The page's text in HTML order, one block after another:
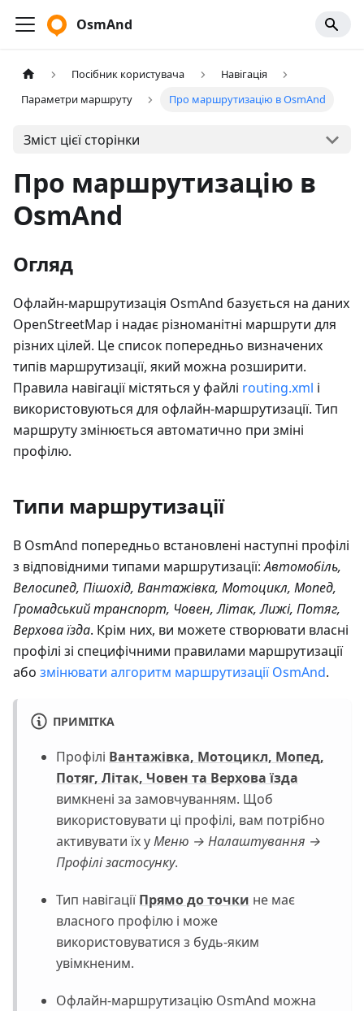
OsmAnd
Посібник користувача
Навігація
Параметри маршруту
Про маршрутизацію в OsmAnd
Зміст цієї сторінки
Про маршрутизацію в
OsmAnd
Огляд
Офлайн-маршрутизація OsmAnd базується на даних
OpenStreetMap і надає різноманітні маршрути для
різних цілей. Це список попередньо визначених
типів маршрутизації, який можна розширити.
Правила навігації містяться у файлі routing.xml і
використовуються для офлайн-маршрутизації. Тип
маршруту змінюється автоматично при зміні
профілю.
Типи маршрутизації
В OsmAnd попередньо встановлені наступні профілі
з відповідними типами маршрутизації:Автомобіль,
Велосипед, Пішохід, Вантажівка, Мотоцикл, Мопед,
Громадський транспорт, Човен, Літак, Лижі, Потяг,
Верхова їзда. Крім них, ви можете створювати власні
профілі зі специфічними правилами маршрутизації
або змінювати алгоритм маршрутизації OsmAnd.
ПРИМІТКА
Профілі Вантажівка, Мотоцикл, Мопед,
Потяг, Літак, Човен та Верхова їзда
вимкнені за замовчуванням. Щоб
використовувати ці профілі, вам потрібно
активувати їх уМеню → Налаштування →
Профілі застосунку.
Тип навігаціїПрямо до точки не має
власного профілю і може
використовуватися з будь-яким
увімкненим.
Офлайн-маршрутизацію OsmAnd можна